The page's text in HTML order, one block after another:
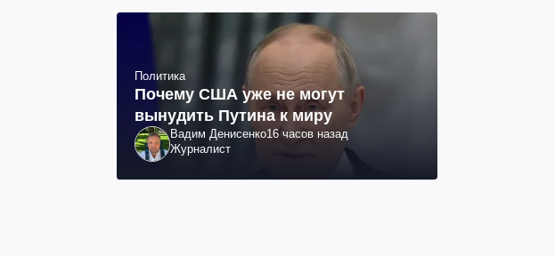
Политика
Почему США уже не могут
вынудить Путина к миру
Вадим Денисенко16 часов назад
Журналист